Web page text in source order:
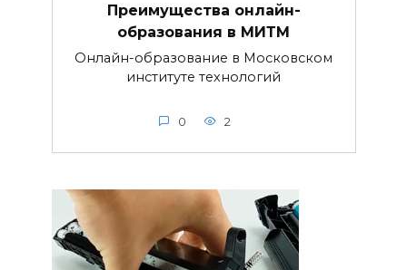
Преимущества онлайн-
образования в МИТМ
Онлайн-образование в Московском
институте технологий
0 2